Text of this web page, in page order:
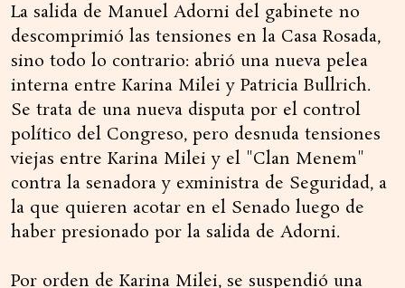
La salida de Manuel Adorni del gabinete no
descomprimió las tensiones en la Casa Rosada,
sino todo lo contrario: abrió una nueva pelea
interna entre Karina Milei y Patricia Bullrich.
Se trata de una nueva disputa por el control
político del Congreso, pero desnuda tensiones
viejas entre Karina Milei y el "Clan Menem"
contra la senadora y exministra de Seguridad, a
la que quieren acotar en el Senado luego de
haber presionado por la salida de Adorni.
Por orden de Karina Milei, se suspendió una